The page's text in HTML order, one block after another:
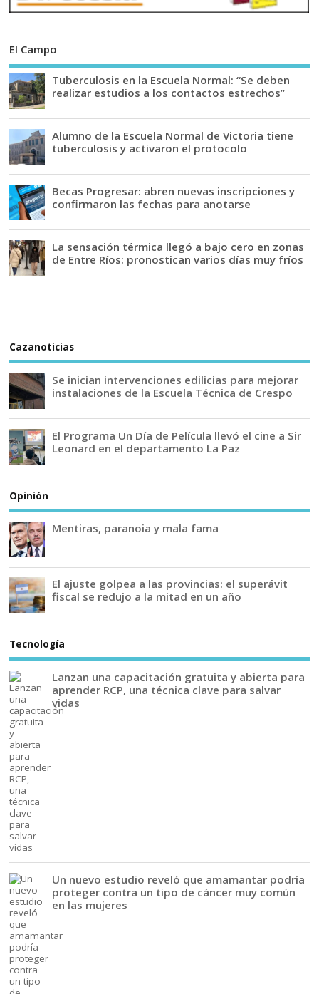
El Campo
Tuberculosis en la Escuela Normal: “Se deben
realizar estudios a los contactos estrechos”
Alumno de la Escuela Normal de Victoria tiene
tuberculosis y activaron el protocolo
Becas Progresar: abren nuevas inscripciones y
confirmaron las fechas para anotarse
La sensación térmica llegó a bajo cero en zonas
de Entre Ríos: pronostican varios días muy fríos
Cazanoticias
Se inician intervenciones edilicias para mejorar
instalaciones de la Escuela Técnica de Crespo
El Programa Un Día de Película llevó el cine a Sir
Leonard en el departamento La Paz
Opinión
Mentiras, paranoia y mala fama
El ajuste golpea a las provincias: el superávit
fiscal se redujo a la mitad en un año
Tecnología
Lanzan una capacitación gratuita y abierta para
aprender RCP, una técnica clave para salvar
vidas
Un nuevo estudio reveló que amamantar podría
proteger contra un tipo de cáncer muy común
en las mujeres